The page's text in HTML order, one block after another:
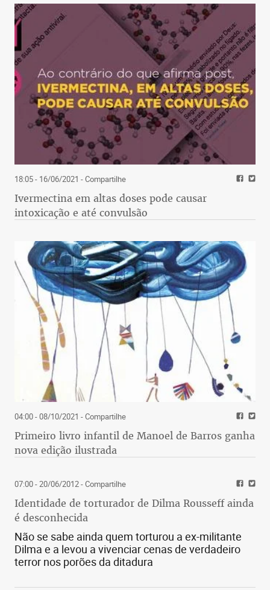
18:05 - 16/06/2021 - Compartilhe
Ivermectina em altas doses pode causar
intoxicação e até convulsão
04:00 - 08/10/2021 - Compartilhe
Primeiro livro infantil de Manoel de Barros ganha
nova edição ilustrada
07:00 - 20/06/2012- Compartilhe
Identidade de torturador de Dilma Rousseff ainda
é desconhecida
Não se sabe ainda quem torturou a ex-militante
Dilma e a levou a vivenciar cenas de verdadeiro
terror nos porões da ditadura